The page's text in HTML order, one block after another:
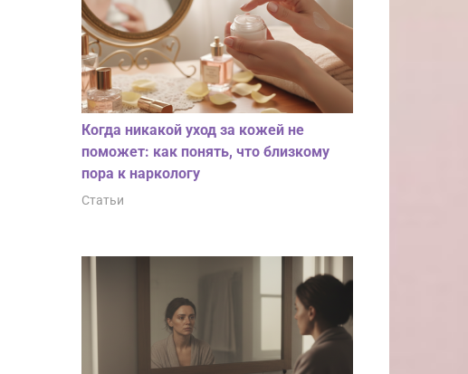
Когда никакой уход за кожей не
поможет: как понять, что близкому
пора к наркологу
Статьи